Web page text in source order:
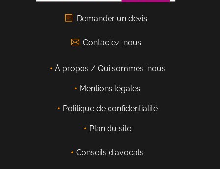
Demander un devis
Contactez-nous
À propos / Qui sommes-nous
Mentions légales
Politique de confidentialité
Plan du site
Conseils d'avocats